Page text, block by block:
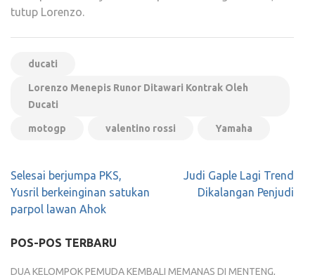
tutup Lorenzo.
ducati
Lorenzo Menepis Runor Ditawari Kontrak Oleh
Ducati
motogp valentino rossi Yamaha
Navigasi
pos
Selesai berjumpa PKS,
Yusril berkeinginan satukan
parpol lawan Ahok
Judi Gaple Lagi Trend
Dikalangan Penjudi
POS-POS TERBARU
DUA KELOMPOK PEMUDA KEMBALI MEMANAS DI MENTENG,